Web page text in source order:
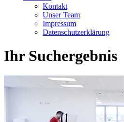
Kontakt
Unser Team
Impressum
Datenschutzerklärung
Ihr Suchergebnis